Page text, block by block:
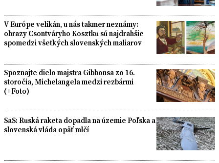
V Európe velikán, u nás takmer neznámy:
obrazy Csontváryho Kosztku sú najdrahšie
spomedzi všetkých slovenských maliarov
Spoznajte dielo majstra Gibbonsa zo 16.
storočia, Michelangela medzi rezbármi
(+Foto)
SaS: Ruská raketa dopadla na územie Poľska a
slovenská vláda opäť mlčí